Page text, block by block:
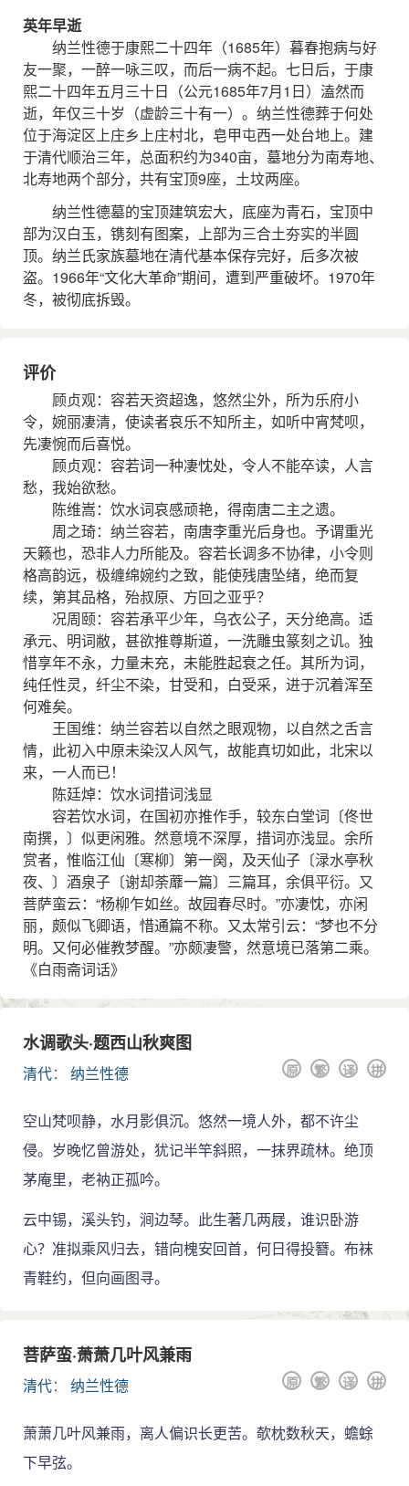
英年早逝
纳兰性德于康熙二十四年（1685年）暮春抱病与好
友一聚，一醉一咏三叹，而后一病不起。七日后，于康
熙二十四年五月三十日（公元1685年7月1日）溘然而
逝，年仅三十岁（虚龄三十有一）。纳兰性德葬于何处
位于海淀区上庄乡上庄村北，皂甲屯西一处台地上。建
于清代顺治三年，总面积约为340亩，墓地分为南寿地、
北寿地两个部分，共有宝顶9座，土坟两座。
纳兰性德墓的宝顶建筑宏大，底座为青石，宝顶中
部为汉白玉，镌刻有图案，上部为三合土夯实的半圆
顶。纳兰氏家族墓地在清代基本保存完好，后多次被
盗。1966年“文化大革命”期间，遭到严重破坏。1970年
冬，被彻底拆毁。
评价
顾贞观：容若天资超逸，悠然尘外，所为乐府小
令，婉丽凄清，使读者哀乐不知所主，如听中宵梵呗，
先凄惋而后喜悦。
顾贞观：容若词一种凄忱处，令人不能卒读，人言
愁，我始欲愁。
陈维嵩：饮水词哀感顽艳，得南唐二主之遗。
周之琦：纳兰容若，南唐李重光后身也。予谓重光
天籁也，恐非人力所能及。容若长调多不协律，小令则
格高韵远，极缠绵婉约之致，能使残唐坠绪，绝而复
续，第其品格，殆叔原、方回之亚乎？
况周颐：容若承平少年，乌衣公子，天分绝高。适
承元、明词敝，甚欲推尊斯道，一洗雕虫篆刻之讥。独
惜享年不永，力量未充，未能胜起衰之任。其所为词，
纯任性灵，纤尘不染，甘受和，白受采，进于沉着浑至
何难矣。
王国维：纳兰容若以自然之眼观物，以自然之舌言
情，此初入中原未染汉人风气，故能真切如此，北宋以
来，一人而已！
陈廷焯：饮水词措词浅显
容若饮水词，在国初亦推作手，较东白堂词〔佟世
南撰，〕似更闲雅。然意境不深厚，措词亦浅显。余所
赏者，惟临江仙〔寒柳〕第一阕，及天仙子〔渌水亭秋
夜、〕酒泉子〔谢却荼蘼一篇〕三篇耳，余俱平衍。又
菩萨蛮云：“杨柳乍如丝。故园春尽时。”亦凄忱，亦闲
丽，颇似飞卿语，惜通篇不称。又太常引云：“梦也不分
明。又何必催教梦醒。”亦颇凄警，然意境已落第二乘。
《白雨斋词话》
水调歌头·题西山秋爽图
清代： 纳兰性德 拼
译
繁
原
空山梵呗静，水月影俱沉。悠然一境人外，都不许尘
侵。岁晚忆曾游处，犹记半竿斜照，一抹界疏林。绝顶
茅庵里，老衲正孤吟。
云中锡，溪头钓，涧边琴。此生著几两屐，谁识卧游
心？准拟乘风归去，错向槐安回首，何日得投簪。布袜
青鞋约，但向画图寻。
菩萨蛮·萧萧几叶风兼雨
清代： 纳兰性德 拼
译
繁
原
萧萧几叶风兼雨，离人偏识长更苦。欹枕数秋天，蟾蜍
下早弦。